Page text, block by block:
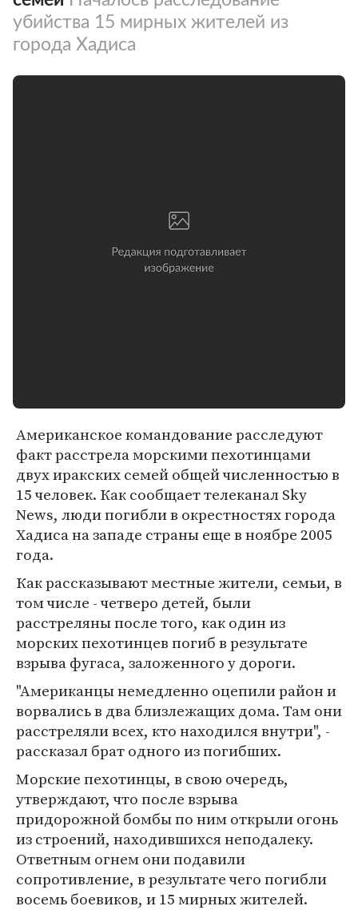
убийства 15 мирных жителей из
города Хадиса
Американское командование расследуют
факт расстрела морскими пехотинцами
двух иракских семей общей численностью в
15 человек. Как сообщает телеканал Sky
News, люди погибли в окрестностях города
Хадиса на западе страны еще в ноябре 2005
года.
Как рассказывают местные жители, семьи, в
том числе - четверо детей, были
расстреляны после того, как один из
морских пехотинцев погиб в результате
взрыва фугаса, заложенного у дороги.
"Американцы немедленно оцепили район и
ворвались в два близлежащих дома. Там они
расстреляли всех, кто находился внутри", -
рассказал брат одного из погибших.
Морские пехотинцы, в свою очередь,
утверждают, что после взрыва
придорожной бомбы по ним открыли огонь
из строений, находившихся неподалеку.
Ответным огнем они подавили
сопротивление, в результате чего погибли
восемь боевиков, и 15 мирных жителей.